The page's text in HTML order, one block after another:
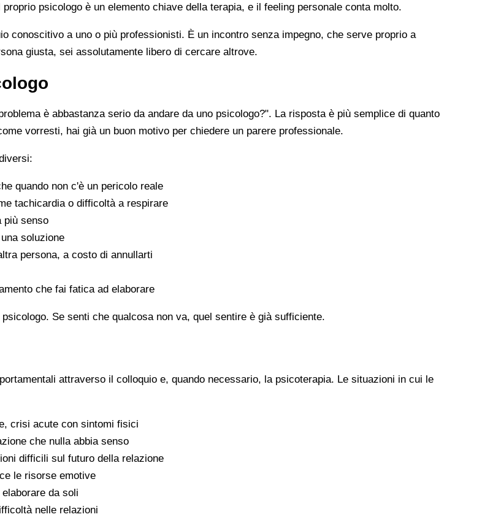
psicologo è un elemento chiave della terapia, e il feeling personale conta molto.
conoscitivo a uno o più professionisti. È un incontro senza impegno, che serve proprio a
giusta, sei assolutamente libero di cercare altrove.
è abbastanza serio da andare da uno psicologo?". La risposta è più semplice di quanto
vorresti, hai già un buon motivo per chiedere un parere professionale.
quando non c'è un pericolo reale
tachicardia o difficoltà a respirare
più senso
soluzione
persona, a costo di annullarti
che fai fatica ad elaborare
Se senti che qualcosa non va, quel sentire è già sufficiente.
attraverso il colloquio e, quando necessario, la psicoterapia. Le situazioni in cui le
crisi acute con sintomi fisici
che nulla abbia senso
difficili sul futuro della relazione
le risorse emotive
da soli
nelle relazioni